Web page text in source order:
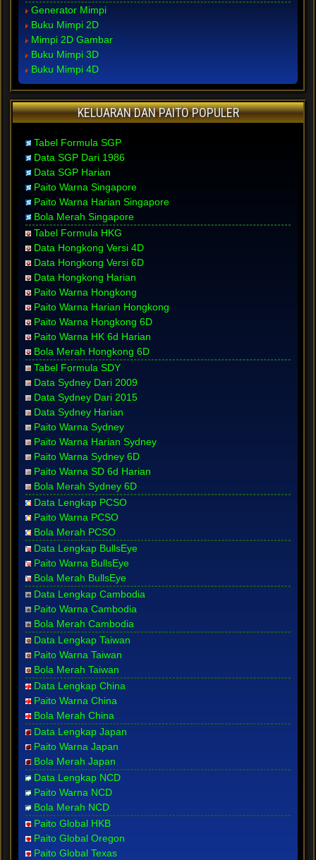
Generator Mimpi
Buku Mimpi 2D
Mimpi 2D Gambar
Buku Mimpi 3D
Buku Mimpi 4D
KELUARAN DAN PAITO POPULER
Tabel Formula SGP
Data SGP Dari 1986
Data SGP Harian
Paito Warna Singapore
Paito Warna Harian Singapore
Bola Merah Singapore
Tabel Formula HKG
Data Hongkong Versi 4D
Data Hongkong Versi 6D
Data Hongkong Harian
Paito Warna Hongkong
Paito Warna Harian Hongkong
Paito Warna Hongkong 6D
Paito Warna HK 6d Harian
Bola Merah Hongkong 6D
Tabel Formula SDY
Data Sydney Dari 2009
Data Sydney Dari 2015
Data Sydney Harian
Paito Warna Sydney
Paito Warna Harian Sydney
Paito Warna Sydney 6D
Paito Warna SD 6d Harian
Bola Merah Sydney 6D
Data Lengkap PCSO
Paito Warna PCSO
Bola Merah PCSO
Data Lengkap BullsEye
Paito Warna BullsEye
Bola Merah BullsEye
Data Lengkap Cambodia
Paito Warna Cambodia
Bola Merah Cambodia
Data Lengkap Taiwan
Paito Warna Taiwan
Bola Merah Taiwan
Data Lengkap China
Paito Warna China
Bola Merah China
Data Lengkap Japan
Paito Warna Japan
Bola Merah Japan
Data Lengkap NCD
Paito Warna NCD
Bola Merah NCD
Paito Global HKB
Paito Global Oregon
Paito Global Texas